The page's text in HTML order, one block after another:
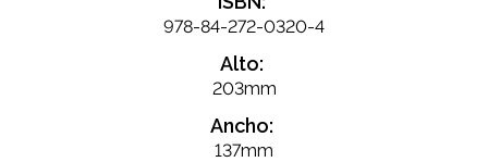
978-84-272-0320-4
Alto:
203mm
Ancho:
137mm